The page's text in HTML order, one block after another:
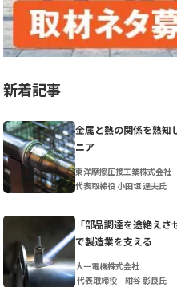
新着記事
金属と熱の関係を熟知
ニア
東洋摩擦圧接工業株式会社
代表取締役 小田垣 達夫氏
「部品調達を途絶え
で製造業を支える
大一電機株式会社
代表取締役 紺谷 彰良氏